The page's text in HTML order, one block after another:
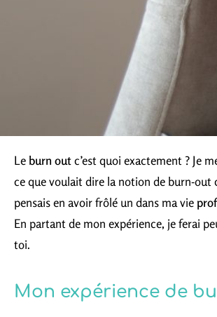
Le burn outc’est quoi exactement ? Je
ce que voulait dire la notion de burn-out
pensais en avoir frôlé un dans ma vie
En partant de mon expérience, je ferai
toi.
Mon expérience de